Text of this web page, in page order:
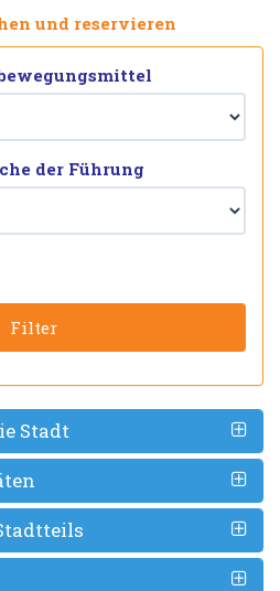
und reservieren
der Führung
Filter
Stadt